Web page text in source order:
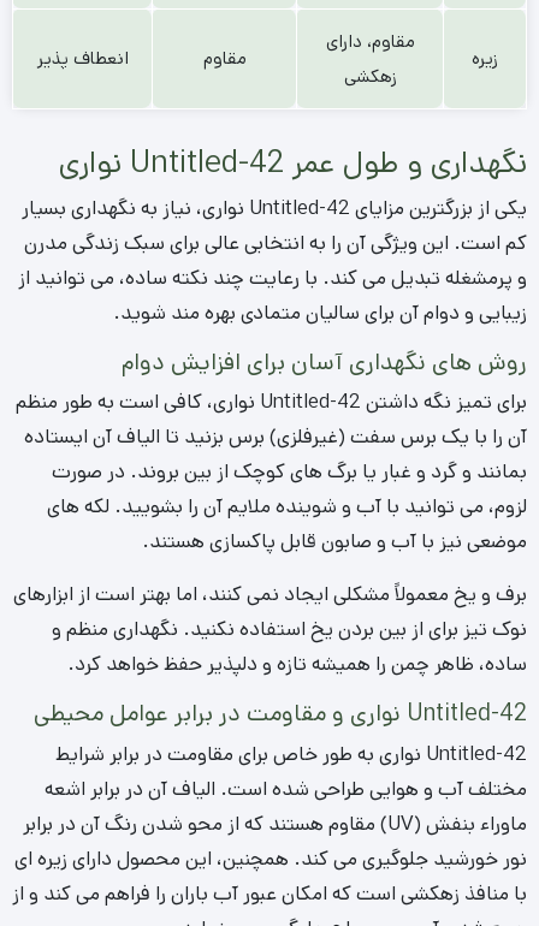
زیره
مقاوم، دارای
زهکشی
مقاوم انعطاف پذیر
نگهداری و طول عمر Untitled-42 نواری
یکی از بزرگترین مزایای Untitled-42 نواری، نیاز به نگهداری بسیار
کم است. این ویژگی آن را به انتخابی عالی برای سبک زندگی مدرن
و پرمشغله تبدیل می کند. با رعایت چند نکته ساده، می توانید از
زیبایی و دوام آن برای سالیان متمادی بهره مند شوید.
روش های نگهداری آسان برای افزایش دوام
برای تمیز نگه داشتن Untitled-42 نواری، کافی است به طور منظم
آن را با یک برس سفت (غیرفلزی) برس بزنید تا الیاف آن ایستاده
بمانند و گرد و غبار یا برگ های کوچک از بین بروند. در صورت
لزوم، می توانید با آب و شوینده ملایم آن را بشویید. لکه های
موضعی نیز با آب و صابون قابل پاکسازی هستند.
برف و یخ معمولاً مشکلی ایجاد نمی کنند، اما بهتر است از ابزارهای
نوک تیز برای از بین بردن یخ استفاده نکنید. نگهداری منظم و
ساده، ظاهر چمن را همیشه تازه و دلپذیر حفظ خواهد کرد.
Untitled-42 نواری و مقاومت در برابر عوامل محیطی
Untitled-42 نواری به طور خاص برای مقاومت در برابر شرایط
مختلف آب و هوایی طراحی شده است. الیاف آن در برابر اشعه
ماوراء بنفش (UV) مقاوم هستند که از محو شدن رنگ آن در برابر
نور خورشید جلوگیری می کند. همچنین، این محصول دارای زیره ای
با منافذ زهکشی است که امکان عبور آب باران را فراهم می کند و از